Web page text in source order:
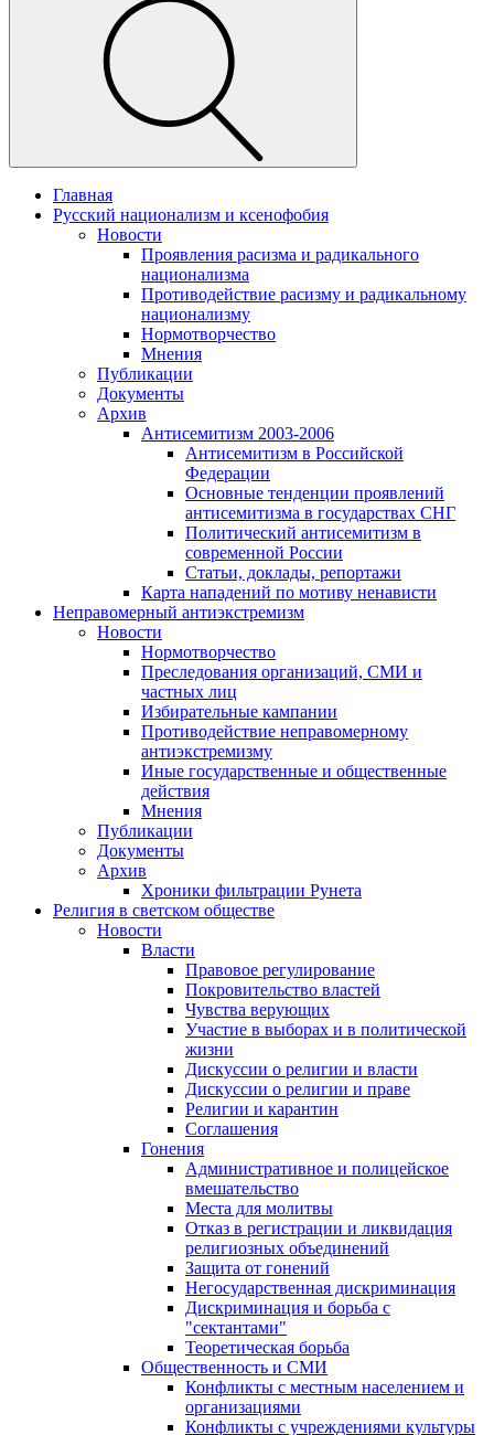
Главная
Русский национализм и ксенофобия
Новости
Проявления расизма и радикального
национализма
Противодействие расизму и радикальному
национализму
Нормотворчество
Мнения
Публикации
Документы
Архив
Антисемитизм 2003-2006
Антисемитизм в Российской
Федерации
Основные тенденции проявлений
антисемитизма в государствах СНГ
Политический антисемитизм в
современной России
Статьи, доклады, репортажи
Карта нападений по мотиву ненависти
Неправомерный антиэкстремизм
Новости
Нормотворчество
Преследования организаций, СМИ и
частных лиц
Избирательные кампании
Противодействие неправомерному
антиэкстремизму
Иные государственные и общественные
действия
Мнения
Публикации
Документы
Архив
Хроники фильтрации Рунета
Религия в светском обществе
Новости
Власти
Правовое регулирование
Покровительство властей
Чувства верующих
Участие в выборах и в политической
жизни
Дискуссии о религии и власти
Дискуссии о религии и праве
Религии и карантин
Соглашения
Гонения
Административное и полицейское
вмешательство
Места для молитвы
Отказ в регистрации и ликвидация
религиозных объединений
Защита от гонений
Негосударственная дискриминация
Дискриминация и борьба с
"сектантами"
Теоретическая борьба
Общественность и СМИ
Конфликты с местным населением и
организациями
Конфликты с учреждениями культуры